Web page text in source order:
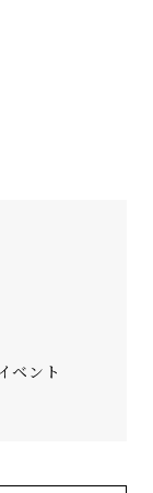
ベント